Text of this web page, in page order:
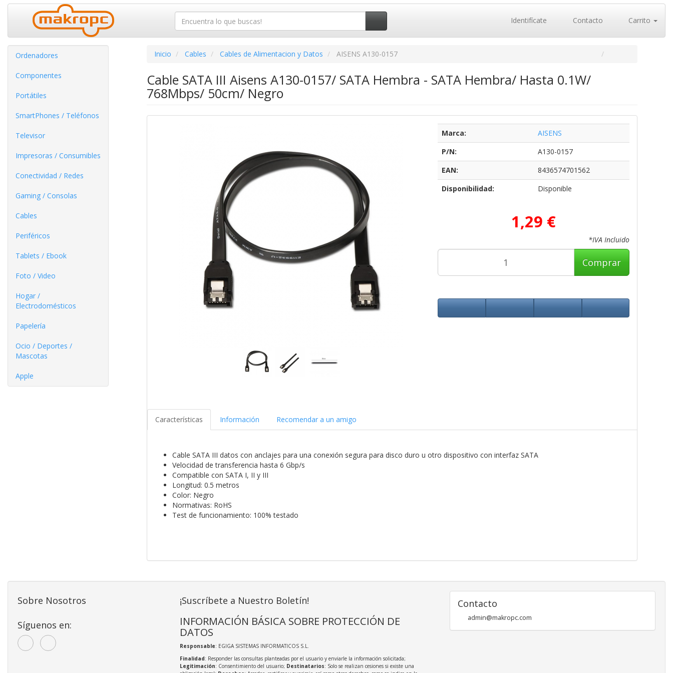
Identifícate Contacto Carrito
Ordenadores
Componentes
Portátiles
SmartPhones / Teléfonos
Televisor
Impresoras / Consumibles
Conectividad / Redes
Gaming / Consolas
Cables
Periféricos
Tablets / Ebook
Foto / Video
Hogar /
Electrodomésticos
Papelería
Ocio / Deportes /
Mascotas
Apple
Inicio Cables Cables de Alimentacion y Datos AISENS A130-0157
Cable SATA III Aisens A130-0157/ SATA Hembra - SATA Hembra/ Hasta 0.1W/
768Mbps/ 50cm/ Negro
Marca:
AISENS
P/N:
A130-0157
EAN:
8436574701562
Disponibilidad:
Disponible
1,29 €
*IVA Incluido
Comprar
Características Información Recomendar a un amigo
Cable SATA III datos con anclajes para una conexión segura para disco duro u otro dispositivo con interfaz SATA
Velocidad de transferencia hasta 6 Gbp/s
Compatible con SATA I, II y III
Longitud: 0.5 metros
Color: Negro
Normativas: RoHS
Test de funcionamiento: 100% testado
Sobre Nosotros
Síguenos en:
¡Suscríbete a Nuestro Boletín!
INFORMACIÓN BÁSICA SOBRE PROTECCIÓN DE
DATOS
Responsable: EGIGA SISTEMAS INFORMATICOS S.L.
Finalidad: Responder las consultas planteadas por el usuario y enviarle la información solicitada;
Legitimación: Consentimiento del usuario; Destinatarios: Solo se realizan cesiones si existe una
Contacto
admin@makropc.com